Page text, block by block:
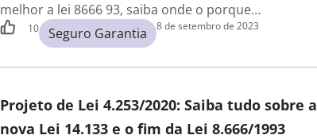
melhor a lei 8666 93, saiba onde o porque…
10 Seguro Garantia 8 de setembro de 2023
Projeto de Lei 4.253/2020: Saiba tudo sobre a
nova Lei 14.133 e o fim da Lei 8.666/1993